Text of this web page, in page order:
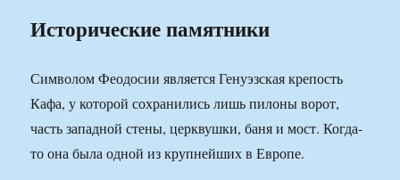
Исторические памятники
Символом Феодосии является Генуэзская крепость
Кафа, у которой сохранились лишь пилоны ворот,
часть западной стены, церквушки, баня и мост. Когда-
то она была одной из крупнейших в Европе.